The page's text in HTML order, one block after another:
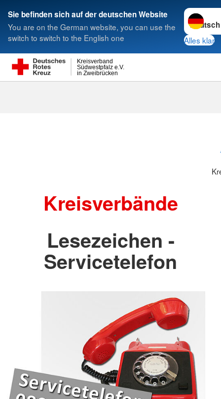
Sie befinden sich auf der deutschen Website
You are on the German website, you can use the
switch to switch to the English one
Sprache
Alles klar
in Zweibrücken
Südwestpfalz e.V.
Kreisverband
Suche
Kreisverbände
Lesezeichen -
Servicetelefon